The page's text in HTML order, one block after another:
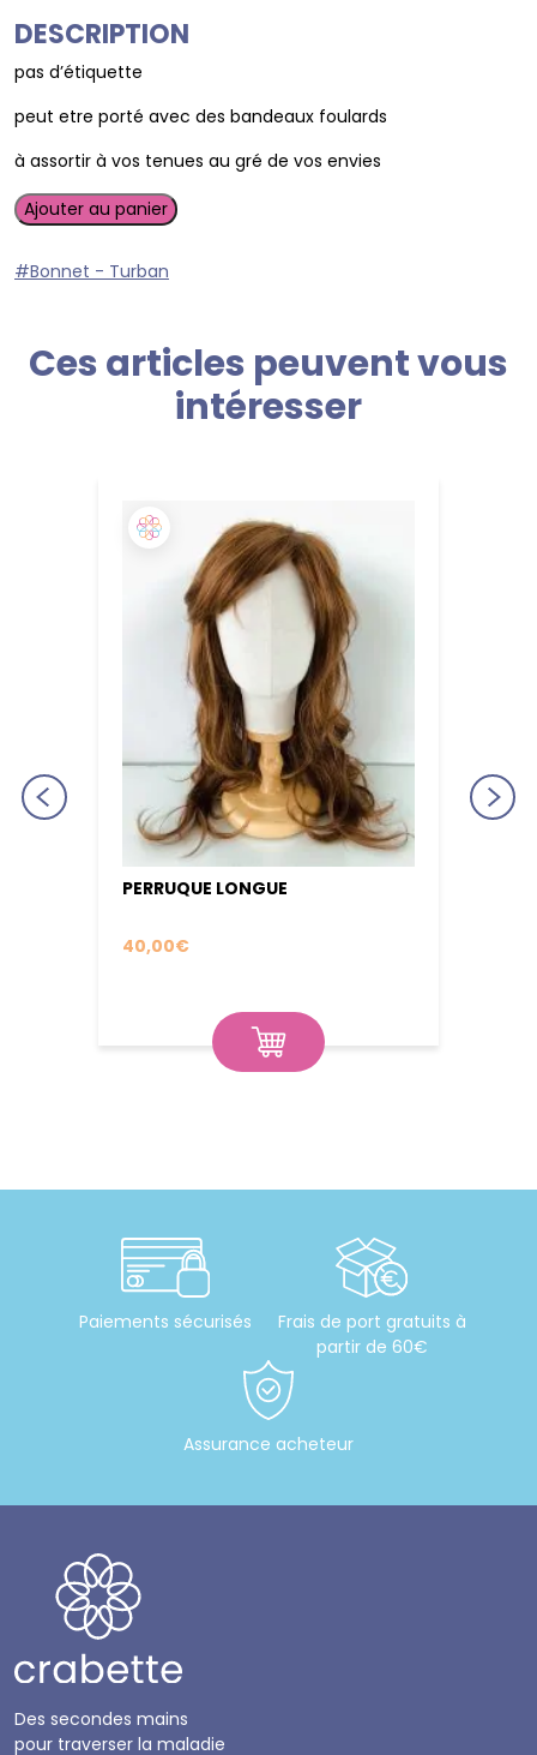
DESCRIPTION
pas d’étiquette
peut etre porté avec des bandeaux foulards
à assortir à vos tenues au gré de vos envies
quantité
de
noir
Ajouter au panier
#Bonnet - Turban
Ces articles peuvent vous
intéresser
PERRUQUE LONGUE
40,00€
Paiements sécurisés
Frais de port gratuits à
partir de 60€
Assurance acheteur
Des secondes mains
pour traverser la maladie